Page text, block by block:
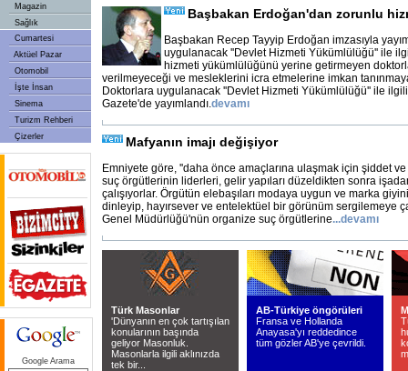
Magazin
Sağlık
Cumartesi
Aktüel Pazar
Otomobil
İşte İnsan
Sinema
Turizm Rehberi
Çizerler
Google Arama
Başbakan Erdoğan'dan zorunlu
Başbakan Recep Tayyip Erdoğan imzasıyla
uygulanacak ''Devlet Hizmeti Yükümlülüğü'' ile
hizmeti yükümlülüğünü yerine getirmeyen
verilmeyeceği ve mesleklerini icra etmelerine imkan
Doktorlara uygulanacak ''Devlet Hizmeti Yükümlülüğü'' ile
Gazete'de yayımlandı.devamı
Mafyanın imajı değişiyor
Emniyete göre, ''daha önce amaçlarına ulaşmak için şiddet
suç örgütlerinin liderleri, gelir yapıları düzeldikten sonra
çalışıyorlar. Örgütün elebaşıları modaya uygun ve marka
dinleyip, hayırsever ve entelektüel bir görünüm sergilemeye
Genel Müdürlüğü'nün organize suç örgütlerine...devamı
Türk Masonlar
'Dünyanın en çok tartışılan
konularının başında
geliyor Masonluk.
Masonlarla ilgili aklınızda
tek bir...
AB-Türkiye öngörüleri
Fransa ve Hollanda
Anayasa'yı reddedince
tüm gözler AB'ye çevrildi.